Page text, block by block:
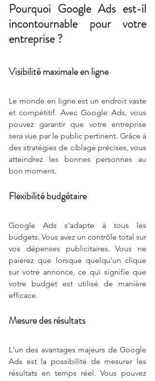
Pourquoi Google Ads est-il
incontournable pour votre
entreprise ?
Visibilité maximale en ligne
Le monde en ligne est un endroit vaste
et compétitif. Avec Google Ads, vous
pouvez garantir que votre entreprise
sera vue par le public pertinent. Grâce à
des stratégies de ciblage précises, vous
atteindrez les bonnes personnes au
bon moment.
Flexibilité budgétaire
Google Ads s'adapte à tous les
budgets. Vous avez un contrôle total sur
vos dépenses publicitaires. Vous ne
paierez que lorsque quelqu'un clique
sur votre annonce, ce qui signifie que
votre budget est utilisé de manière
efficace.
Mesure des résultats
L'un des avantages majeurs de Google
Ads est la possibilité de mesurer les
résultats en temps réel. Vous pouvez